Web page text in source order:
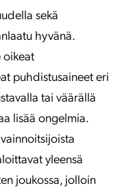
sekä
hyvänä.
oikeat
puhdistusaineet eri
tai väärällä
lisää ongelmia.
yleensä
joukossa, jolloin